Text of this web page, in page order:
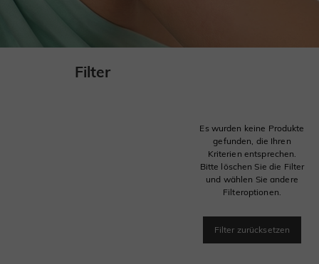
Filter
Es wurden keine Produkte
gefunden, die Ihren
Kriterien entsprechen.
Bitte löschen Sie die Filter
und wählen Sie andere
Filteroptionen.
Filter zurücksetzen